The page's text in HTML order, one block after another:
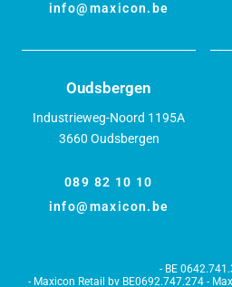
info@maxicon.be
Oudsbergen
Industrieweg-Noord 1195A
3660 Oudsbergen
089 82 10 10
info@maxicon.be
BE
Maxicon Retail bv BE0692.747.274 -